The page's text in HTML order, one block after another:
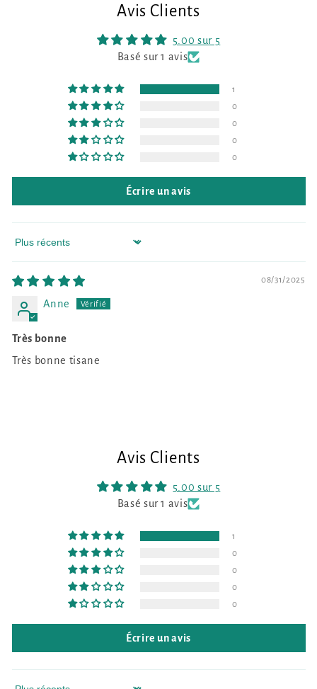
Avis Clients
5.00 sur 5
Basé sur 1 avis
1
0
0
0
0
Écrire un avis
Sort by
08/31/2025
Anne
Très bonne
Très bonne tisane
Avis Clients
5.00 sur 5
Basé sur 1 avis
1
0
0
0
0
Écrire un avis